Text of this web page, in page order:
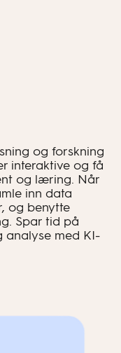
og forskning
interaktive og få
og læring. Når
inn data
og benytte
Spar tid på
analyse med KI-